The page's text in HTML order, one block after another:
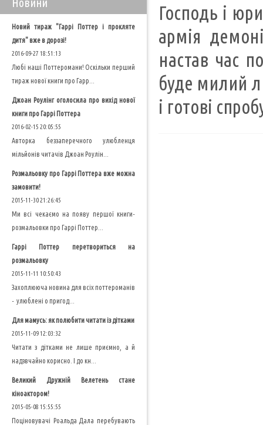
Господь і
армія
настав час
буде милий
і готові
Новий тираж "Гаррі Поттер і прокляте
дитя" вже в дорозі!
2016-09-27 18:51:13
Любі наші Поттеромани! Оскільки перший
тираж нової книги про Гарр...
Джоан Роулінг оголосила про вихід нової
книги про Гаррі Поттера
2016-02-15 20:05:55
Авторка беззаперечного улюбленця
мільйонів читачів Джоан Роулін...
Розмальовку про Гаррі Поттера вже можна
замовити!
2015-11-30 21:26:45
Ми всі чекаємо на появу першої книги-
розмальовки про Гаррі Поттер...
Гаррі Поттер перетвориться на
розмальовку
2015-11-11 10:50:43
Захоплююча новина для всіх поттероманів
- улюблені о пригод...
Для мамусь: як полюбити читати із дітками
2015-11-09 12:03:32
Читати з дітками не лише приємно, а й
надзвчайно корисно. І до кн...
Великий Дружній Велетень стане
кіноактором!
2015-05-08 15:55:55
Поціновувачі Роальда Дала перебувають